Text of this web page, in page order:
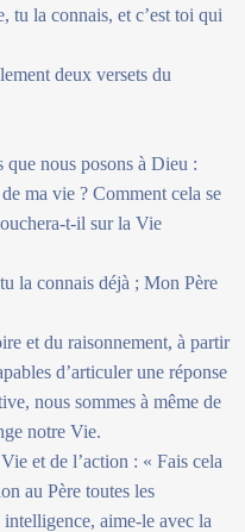
tu la connais, et c’est toi qui
deux versets du
nous posons à Dieu :
ma vie ? Comment cela se
t-il sur la Vie
la connais déjà ; Mon Père
et du raisonnement, à partir
d’articuler une réponse
nous sommes à même de
notre Vie.
et de l’action : « Fais cela
au Père toutes les
aime-le avec la